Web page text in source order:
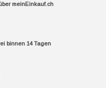
meinEinkauf.ch
binnen 14 Tagen